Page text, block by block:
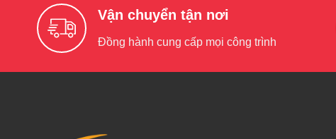
Vận chuyển tận nơi
Đồng hành cung cấp mọi công trình